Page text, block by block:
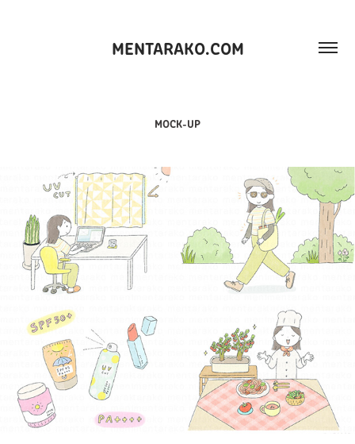
MENTARAKO.COM
MOCK-UP